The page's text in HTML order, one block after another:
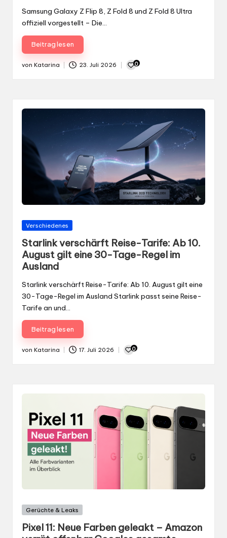
Samsung Galaxy Z Flip 8, Z Fold 8 und Z Fold 8 Ultra
offiziell vorgestellt – Die…
Beitrag lesen
von Katarina 23. Juli 2026 0
Gepostet
Verschiedenes
Starlink verschärft Reise-Tarife: Ab 10.
August gilt eine 30-Tage-Regel im
Ausland
Starlink verschärft Reise-Tarife: Ab 10. August gilt eine
30-Tage-Regel im Ausland Starlink passt seine Reise-
Tarife an und…
Beitrag lesen
Gepostet
von Katarina 17. Juli 2026 0
Gepostet
Gerüchte & Leaks
Pixel 11: Neue Farben geleakt – Amazon